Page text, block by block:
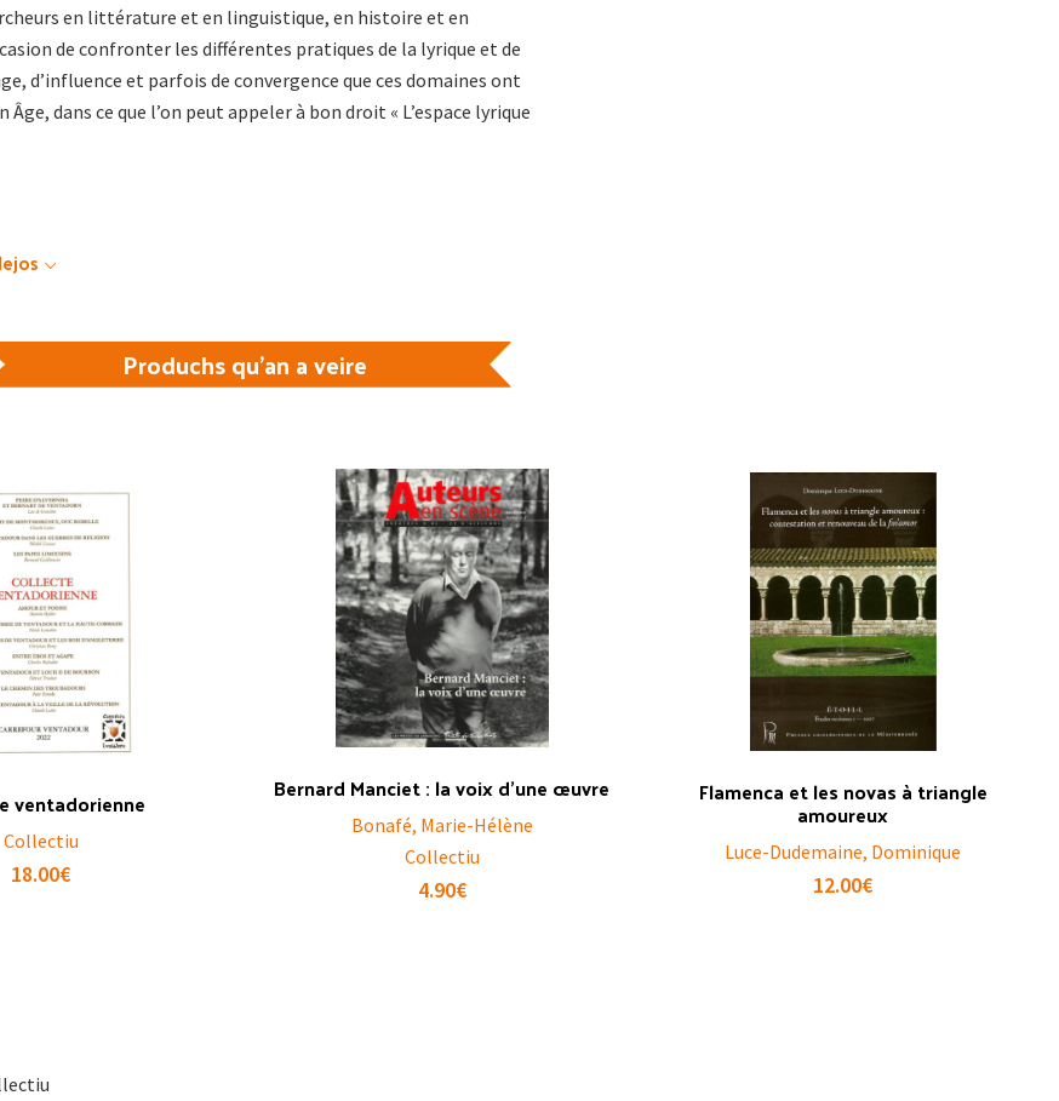
en littérature et en linguistique, en histoire et en
de confronter les différentes pratiques de la lyrique et de
d’influence et parfois de convergence que ces domaines ont
Âge, dans ce que l’on peut appeler à bon droit « L’espace lyrique
Produchs qu'an a veire
ventadorienne
Collectiu
18.00€
Bernard Manciet : la voix d’une œuvre
Bonafé, Marie-Hélène
Collectiu
4.90€
Flamenca et les novas à triangle
amoureux
Luce-Dudemaine, Dominique
12.00€